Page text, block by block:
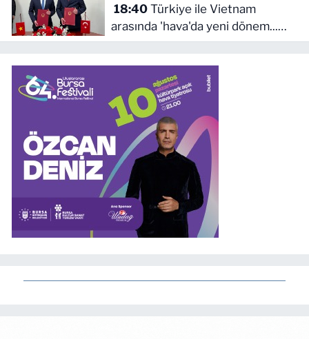
18:40Türkiye ile Vietnam
arasında 'hava'da yeni dönem...
Sefer kapasitesi artırıldı